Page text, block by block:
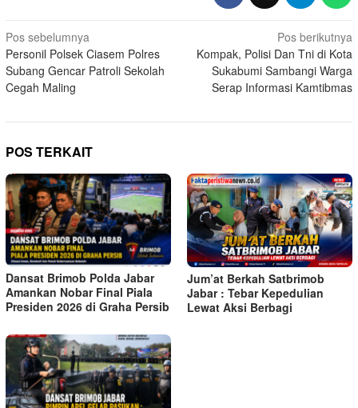
Navigasi
pos
Pos sebelumnya
Personil Polsek Ciasem Polres
Subang Gencar Patroli Sekolah
Cegah Maling
Pos berikutnya
Kompak, Polisi Dan Tni di Kota
Sukabumi Sambangi Warga
Serap Informasi Kamtibmas
POS TERKAIT
Dansat Brimob Polda Jabar
Amankan Nobar Final Piala
Presiden 2026 di Graha Persib
Jum’at Berkah Satbrimob
Jabar : Tebar Kepedulian
Lewat Aksi Berbagi